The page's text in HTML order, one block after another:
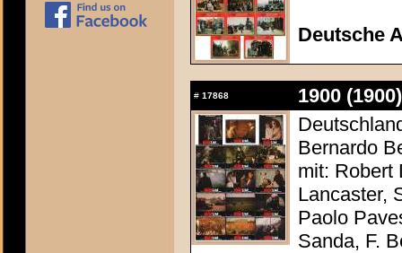
Deutsche
# 17868
1900 (1900)
Bernardo
mit: Robert
Lancaster,
Paolo
Sanda, F.